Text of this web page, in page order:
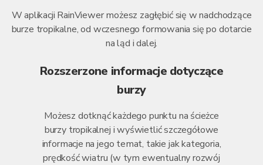
W aplikacji RainViewer możesz zagłębić się w nadchodzące
burze tropikalne, od wczesnego formowania się po dotarcie
na ląd i dalej.
Rozszerzone informacje dotyczące
burzy
Możesz dotknąć każdego punktu na ścieżce
burzy tropikalnej i wyświetlić szczegółowe
informacje na jego temat, takie jak kategoria,
prędkość wiatru (w tym ewentualny rozwój